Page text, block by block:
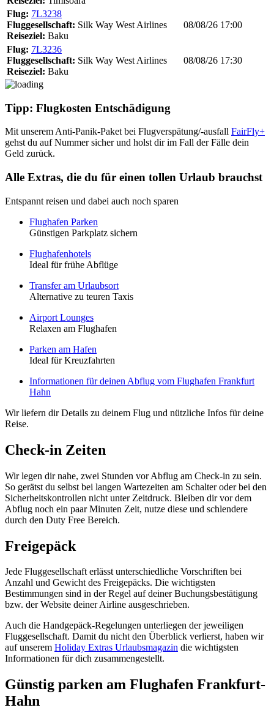
Flug: 7L3238
Fluggesellschaft: Silk Way West Airlines
Reiseziel: Baku
08/08/26 17:00
Flug: 7L3236
Fluggesellschaft: Silk Way West Airlines
Reiseziel: Baku
08/08/26 17:30
Tipp: Flugkosten Entschädigung
Mit unserem Anti-Panik-Paket bei Flugverspätung/-ausfall FairFly+
gehst du auf Nummer sicher und holst dir im Fall der Fälle dein
Geld zurück.
Alle Extras, die du für einen tollen Urlaub brauchst
Entspannt reisen und dabei auch noch sparen
Flughafen Parken
Günstigen Parkplatz sichern
Flughafenhotels
Ideal für frühe Abflüge
Transfer am Urlaubsort
Alternative zu teuren Taxis
Airport Lounges
Relaxen am Flughafen
Parken am Hafen
Ideal für Kreuzfahrten
Informationen für deinen Abflug vom Flughafen Frankfurt
Hahn
Wir liefern dir Details zu deinem Flug und nützliche Infos für deine
Reise.
Check-in Zeiten
Wir legen dir nahe, zwei Stunden vor Abflug am Check-in zu sein.
So gerätst du selbst bei langen Wartezeiten am Schalter oder bei den
Sicherheitskontrollen nicht unter Zeitdruck. Bleiben dir vor dem
Abflug noch ein paar Minuten Zeit, nutze diese und schlendere
durch den Duty Free Bereich.
Freigepäck
Jede Fluggesellschaft erlässt unterschiedliche Vorschriften bei
Anzahl und Gewicht des Freigepäcks. Die wichtigsten
Bestimmungen sind in der Regel auf deiner Buchungsbestätigung
bzw. der Website deiner Airline ausgeschrieben.
Auch die Handgepäck-Regelungen unterliegen der jeweiligen
Fluggesellschaft. Damit du nicht den Überblick verlierst, haben wir
auf unserem Holiday Extras Urlaubsmagazin die wichtigsten
Informationen für dich zusammengestellt.
Günstig parken am Flughafen Frankfurt-
Hahn